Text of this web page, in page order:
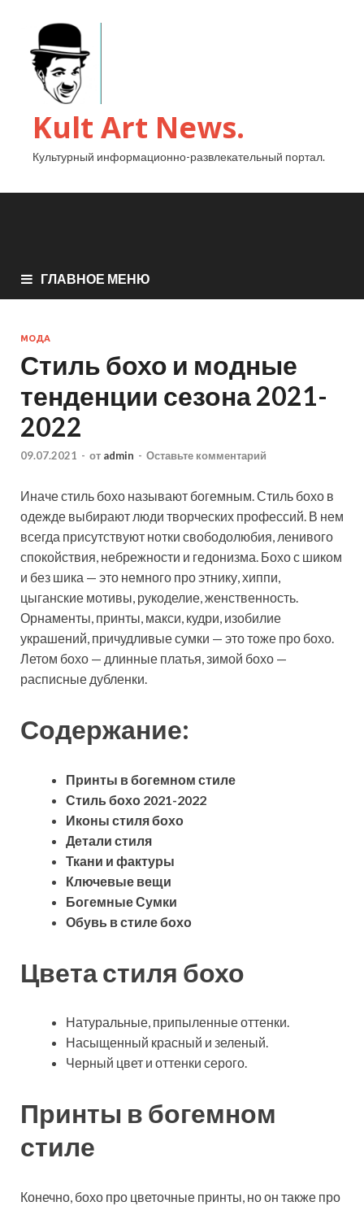
Kult Art News.
Культурный информационно-развлекательный портал.
ГЛАВНОЕ МЕНЮ
МОДА
Стиль бохо и модные
тенденции сезона 2021-
2022
09.07.2021 - от admin - Оставьте комментарий
Иначе стиль бохо называют богемным. Стиль бохо в
одежде выбирают люди творческих профессий. В нем
всегда присутствуют нотки свободолюбия, ленивого
спокойствия, небрежности и гедонизма. Бохо с шиком
и без шика — это немного про этнику, хиппи,
цыганские мотивы, рукоделие,женственность.
Орнаменты, принты, макси, кудри, изобилие
украшений, причудливые сумки — это тоже про бохо.
Летом бохо — длинные платья, зимой бохо —
расписные дубленки.
Содержание:
Принты в богемном стиле
Стиль бохо 2021-2022
Иконы стиля бохо
Детали стиля
Ткани и фактуры
Ключевые вещи
Богемные Сумки
Обувь в стиле бохо
Цвета стиля бохо
Натуральные, припыленные оттенки.
Насыщенный красный и зеленый.
Черный цвет и оттенки серого.
Принты в богемном
стиле
Конечно, бохо про цветочные принты, но он также про